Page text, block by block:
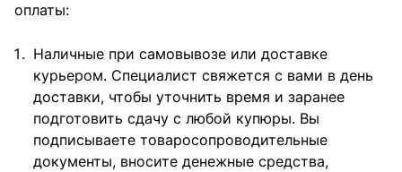
оплаты:
Наличные при самовывозе или доставке
курьером. Специалист свяжется с вами в день
доставки, чтобы уточнить время и заранее
подготовить сдачу с любой купюры. Вы
подписываете товаросопроводительные
документы, вносите денежные средства,